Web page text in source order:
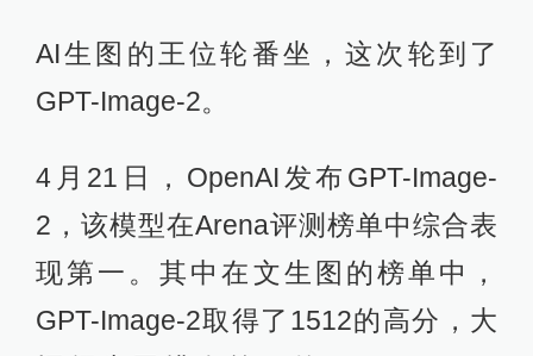
AI生图的王位轮番坐，这次轮到了
GPT-Image-2。
4月21日，OpenAI发布GPT-Image-
2，该模型在Arena评测榜单中综合表
现第一。其中在文生图的榜单中，
GPT-Image-2取得了1512的高分，大